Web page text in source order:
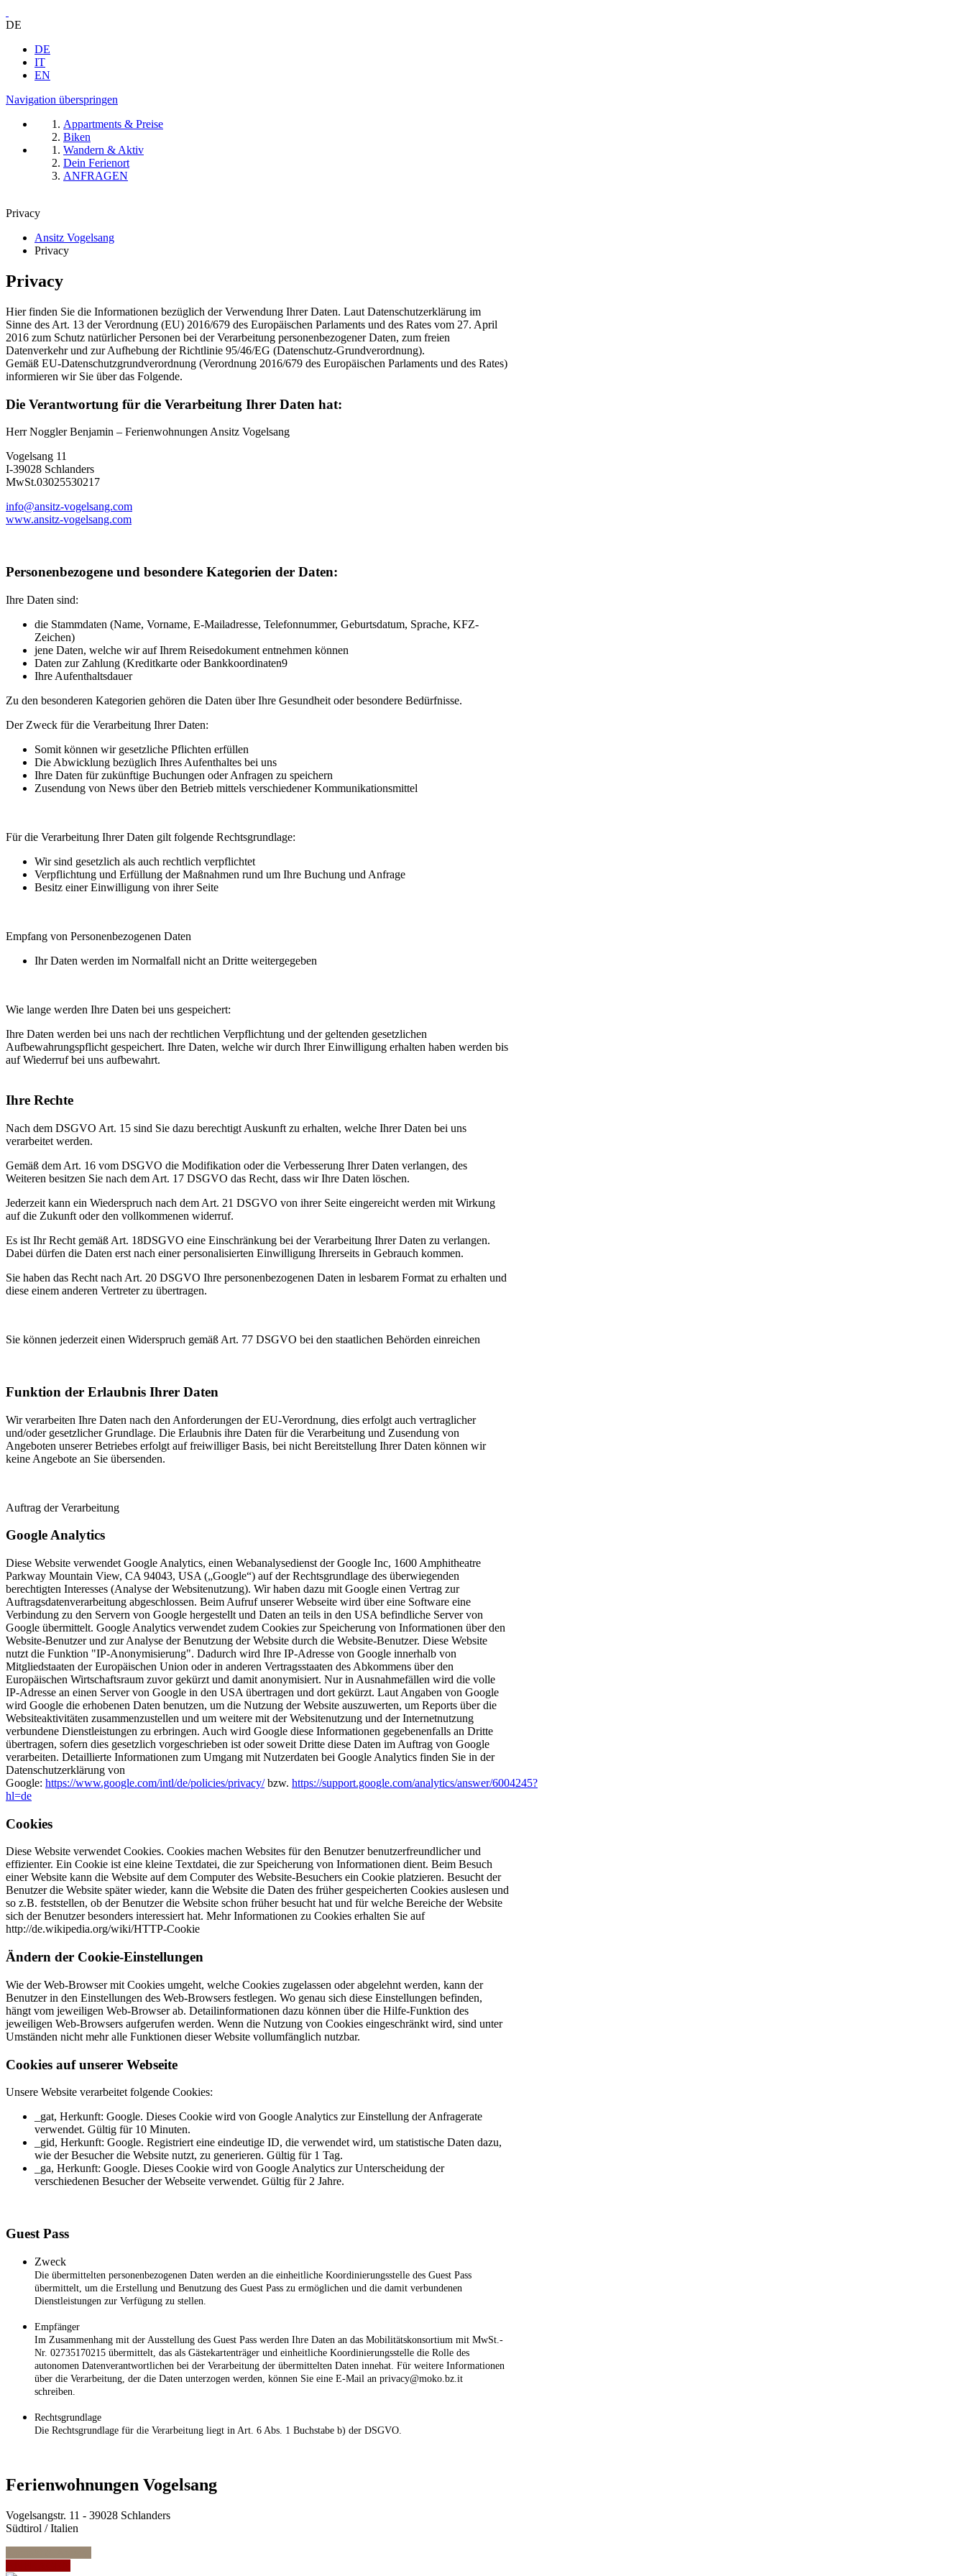
DE
DE
IT
EN
Navigation überspringen
Appartments & Preise
Biken
Wandern & Aktiv
Dein Ferienort
ANFRAGEN
Privacy
Ansitz Vogelsang
Privacy
Privacy
Hier finden Sie die Informationen bezüglich der Verwendung Ihrer Daten. Laut Datenschutzerklärung im
Sinne des Art. 13 der Verordnung (EU) 2016/679 des Europäischen Parlaments und des Rates vom 27. April
2016 zum Schutz natürlicher Personen bei der Verarbeitung personenbezogener Daten, zum freien
Datenverkehr und zur Aufhebung der Richtlinie 95/46/EG (Datenschutz-Grundverordnung).
Gemäß EU-Datenschutzgrundverordnung (Verordnung 2016/679 des Europäischen Parlaments und des Rates)
informieren wir Sie über das Folgende.
Die Verantwortung für die Verarbeitung Ihrer Daten hat:
Herr Noggler Benjamin – Ferienwohnungen Ansitz Vogelsang
Vogelsang 11
I-39028 Schlanders
MwSt.03025530217
info@ansitz-vogelsang.com
www.ansitz-vogelsang.com
Personenbezogene und besondere Kategorien der Daten:
Ihre Daten sind:
die Stammdaten (Name, Vorname, E-Mailadresse, Telefonnummer, Geburtsdatum, Sprache, KFZ-
Zeichen)
jene Daten, welche wir auf Ihrem Reisedokument entnehmen können
Daten zur Zahlung (Kreditkarte oder Bankkoordinaten9
Ihre Aufenthaltsdauer
Zu den besonderen Kategorien gehören die Daten über Ihre Gesundheit oder besondere Bedürfnisse.
Der Zweck für die Verarbeitung Ihrer Daten:
Somit können wir gesetzliche Pflichten erfüllen
Die Abwicklung bezüglich Ihres Aufenthaltes bei uns
Ihre Daten für zukünftige Buchungen oder Anfragen zu speichern
Zusendung von News über den Betrieb mittels verschiedener Kommunikationsmittel
Für die Verarbeitung Ihrer Daten gilt folgende Rechtsgrundlage:
Wir sind gesetzlich als auch rechtlich verpflichtet
Verpflichtung und Erfüllung der Maßnahmen rund um Ihre Buchung und Anfrage
Besitz einer Einwilligung von ihrer Seite
Empfang von Personenbezogenen Daten
Ihr Daten werden im Normalfall nicht an Dritte weitergegeben
Wie lange werden Ihre Daten bei uns gespeichert:
Ihre Daten werden bei uns nach der rechtlichen Verpflichtung und der geltenden gesetzlichen
Aufbewahrungspflicht gespeichert. Ihre Daten, welche wir durch Ihrer Einwilligung erhalten haben werden bis
auf Wiederruf bei uns aufbewahrt.
Ihre Rechte
Nach dem DSGVO Art. 15 sind Sie dazu berechtigt Auskunft zu erhalten, welche Ihrer Daten bei uns
verarbeitet werden.
Gemäß dem Art. 16 vom DSGVO die Modifikation oder die Verbesserung Ihrer Daten verlangen, des
Weiteren besitzen Sie nach dem Art. 17 DSGVO das Recht, dass wir Ihre Daten löschen.
Jederzeit kann ein Wiederspruch nach dem Art. 21 DSGVO von ihrer Seite eingereicht werden mit Wirkung
auf die Zukunft oder den vollkommenen widerruf.
Es ist Ihr Recht gemäß Art. 18DSGVO eine Einschränkung bei der Verarbeitung Ihrer Daten zu verlangen.
Dabei dürfen die Daten erst nach einer personalisierten Einwilligung Ihrerseits in Gebrauch kommen.
Sie haben das Recht nach Art. 20 DSGVO Ihre personenbezogenen Daten in lesbarem Format zu erhalten und
diese einem anderen Vertreter zu übertragen.
Sie können jederzeit einen Widerspruch gemäß Art. 77 DSGVO bei den staatlichen Behörden einreichen
Funktion der Erlaubnis Ihrer Daten
Wir verarbeiten Ihre Daten nach den Anforderungen der EU-Verordnung, dies erfolgt auch vertraglicher
und/oder gesetzlicher Grundlage. Die Erlaubnis ihre Daten für die Verarbeitung und Zusendung von
Angeboten unserer Betriebes erfolgt auf freiwilliger Basis, bei nicht Bereitstellung Ihrer Daten können wir
keine Angebote an Sie übersenden.
Auftrag der Verarbeitung
Google Analytics
Diese Website verwendet Google Analytics, einen Webanalysedienst der Google Inc, 1600 Amphitheatre
Parkway Mountain View, CA 94043, USA („Google“) auf der Rechtsgrundlage des überwiegenden
berechtigten Interesses (Analyse der Websitenutzung). Wir haben dazu mit Google einen Vertrag zur
Auftragsdatenverarbeitung abgeschlossen. Beim Aufruf unserer Webseite wird über eine Software eine
Verbindung zu den Servern von Google hergestellt und Daten an teils in den USA befindliche Server von
Google übermittelt. Google Analytics verwendet zudem Cookies zur Speicherung von Informationen über den
Website-Benutzer und zur Analyse der Benutzung der Website durch die Website-Benutzer. Diese Website
nutzt die Funktion "IP-Anonymisierung". Dadurch wird Ihre IP-Adresse von Google innerhalb von
Mitgliedstaaten der Europäischen Union oder in anderen Vertragsstaaten des Abkommens über den
Europäischen Wirtschaftsraum zuvor gekürzt und damit anonymisiert. Nur in Ausnahmefällen wird die volle
IP-Adresse an einen Server von Google in den USA übertragen und dort gekürzt. Laut Angaben von Google
wird Google die erhobenen Daten benutzen, um die Nutzung der Website auszuwerten, um Reports über die
Websiteaktivitäten zusammenzustellen und um weitere mit der Websitenutzung und der Internetnutzung
verbundene Dienstleistungen zu erbringen. Auch wird Google diese Informationen gegebenenfalls an Dritte
übertragen, sofern dies gesetzlich vorgeschrieben ist oder soweit Dritte diese Daten im Auftrag von Google
verarbeiten. Detaillierte Informationen zum Umgang mit Nutzerdaten bei Google Analytics finden Sie in der
Datenschutzerklärung von
Google: https://www.google.com/intl/de/policies/privacy/bzw. https://support.google.com/analytics/answer/6004245?
hl=de
Cookies
Diese Website verwendet Cookies. Cookies machen Websites für den Benutzer benutzerfreundlicher und
effizienter. Ein Cookie ist eine kleine Textdatei, die zur Speicherung von Informationen dient. Beim Besuch
einer Website kann die Website auf dem Computer des Website-Besuchers ein Cookie platzieren. Besucht der
Benutzer die Website später wieder, kann die Website die Daten des früher gespeicherten Cookies auslesen und
so z.B. feststellen, ob der Benutzer die Website schon früher besucht hat und für welche Bereiche der Website
sich der Benutzer besonders interessiert hat. Mehr Informationen zu Cookies erhalten Sie auf
http://de.wikipedia.org/wiki/HTTP-Cookie
Ändern der Cookie-Einstellungen
Wie der Web-Browser mit Cookies umgeht, welche Cookies zugelassen oder abgelehnt werden, kann der
Benutzer in den Einstellungen des Web-Browsers festlegen. Wo genau sich diese Einstellungen befinden,
hängt vom jeweiligen Web-Browser ab. Detailinformationen dazu können über die Hilfe-Funktion des
jeweiligen Web-Browsers aufgerufen werden. Wenn die Nutzung von Cookies eingeschränkt wird, sind unter
Umständen nicht mehr alle Funktionen dieser Website vollumfänglich nutzbar.
Cookies auf unserer Webseite
Unsere Website verarbeitet folgende Cookies:
_gat, Herkunft: Google. Dieses Cookie wird von Google Analytics zur Einstellung der Anfragerate
verwendet. Gültig für 10 Minuten.
_gid, Herkunft: Google. Registriert eine eindeutige ID, die verwendet wird, um statistische Daten dazu,
wie der Besucher die Website nutzt, zu generieren. Gültig für 1 Tag.
_ga, Herkunft: Google. Dieses Cookie wird von Google Analytics zur Unterscheidung der
verschiedenen Besucher der Webseite verwendet. Gültig für 2 Jahre.
Guest Pass
Zweck
Die übermittelten personenbezogenen Daten werden an die einheitliche Koordinierungsstelle des Guest Pass
übermittelt, um die Erstellung und Benutzung des Guest Pass zu ermöglichen und die damit verbundenen
Dienstleistungen zur Verfügung zu stellen.
Empfänger
Im Zusammenhang mit der Ausstellung des Guest Pass werden Ihre Daten an das Mobilitätskonsortium mit MwSt.-
Nr. 02735170215 übermittelt, das als Gästekartenträger und einheitliche Koordinierungsstelle die Rolle des
autonomen Datenverantwortlichen bei der Verarbeitung der übermittelten Daten innehat. Für weitere Informationen
über die Verarbeitung, der die Daten unterzogen werden, können Sie eine E-Mail an privacy@moko.bz.it
schreiben.
Rechtsgrundlage
Die Rechtsgrundlage für die Verarbeitung liegt in Art. 6 Abs. 1 Buchstabe b) der DSGVO.
Ferienwohnungen Vogelsang
Vogelsangstr. 11 - 39028 Schlanders
Südtirol / Italien